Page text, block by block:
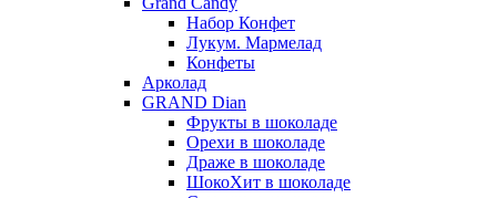
Набор Конфет
Лукум. Мармелад
Конфеты
Арколад
GRAND Dian
Фрукты в шоколаде
Орехи в шоколаде
Драже в шоколаде
ШокоХит в шоколаде